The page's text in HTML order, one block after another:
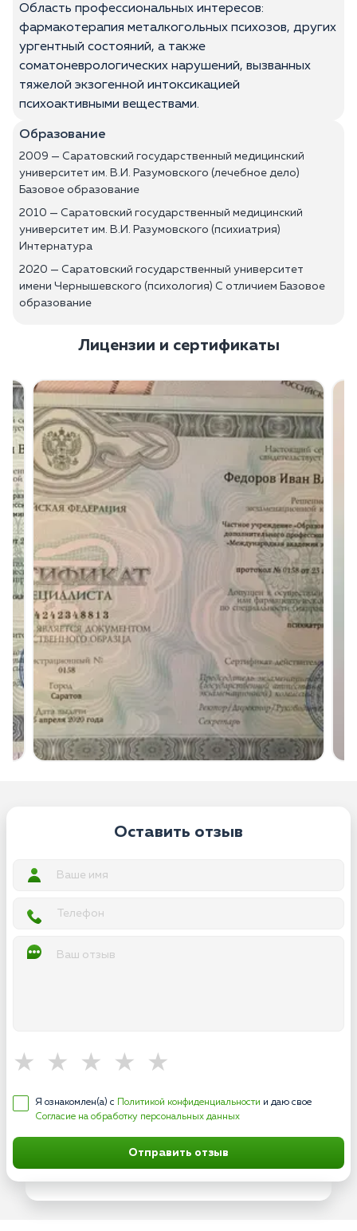
Область профессиональных интересов:
фармакотерапия металкогольных психозов, других
ургентный состояний, а также
соматоневрологических нарушений, вызванных
тяжелой экзогенной интоксикацией
психоактивными веществами.
Образование
2009 — Саратовский государственный медицинский
университет им. В.И. Разумовского (лечебное дело)
Базовое образование
2010 — Саратовский государственный медицинский
университет им. В.И. Разумовского (психиатрия)
Интернатура
2020 — Саратовский государственный университет
имени Чернышевского (психология) С отличием Базовое
образование
Лицензии и сертификаты
Оставить отзыв
Я ознакомлен(а) с Политикой конфиденциальности и даю свое
Согласие на обработку персональных данных
Отправить отзыв